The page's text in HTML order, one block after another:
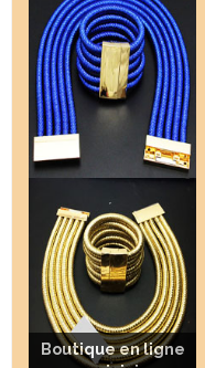
Boutique en ligne
Boutique en ligne
Boutique en ligne